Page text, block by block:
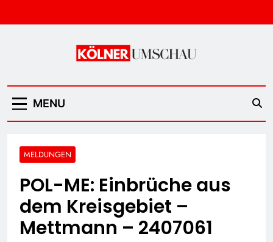
to
Kölner Umschau
MENU
MELDUNGEN
POL-ME: Einbrüche aus
dem Kreisgebiet –
Mettmann – 2407061